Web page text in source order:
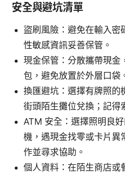
安全與避坑清單
盜刷風險：避免在輸入密
性敏感資訊妥善保管。
現金保管：分散攜帶現金
包，避免放置於外層口袋
換匯避坑：選擇有牌照的
街頭陌生攤位兌換；記得
ATM 安全：選擇照明良
機，遇現金找零或卡片異
作並尋求協助。
個人資料：在陌生商店或